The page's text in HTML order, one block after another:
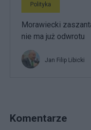
Polityka
Morawiecki
nie ma już odwrotu
Jan Filip Libicki
Komentarze